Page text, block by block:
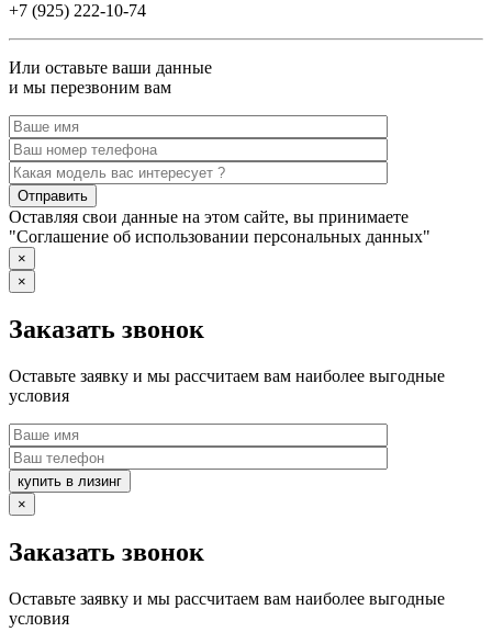
+7 (925) 222-10-74
Или оставьте ваши данные
и мы перезвоним вам
Оставляя свои данные на этом сайте, вы принимаете
"Соглашение об использовании персональных данных"
×
×
Заказать звонок
Оставьте заявку и мы рассчитаем вам наиболее выгодные
условия
купить в лизинг
×
Заказать звонок
Оставьте заявку и мы рассчитаем вам наиболее выгодные
условия